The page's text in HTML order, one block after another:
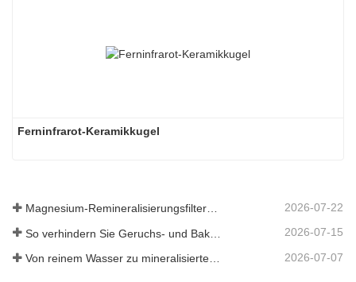
Ferninfrarot-Keramikkugel
Magnesium-Remineralisierungsfiltermedium für RO-Wassersysteme 2026-07-22
2026-07-15
2026-07-07